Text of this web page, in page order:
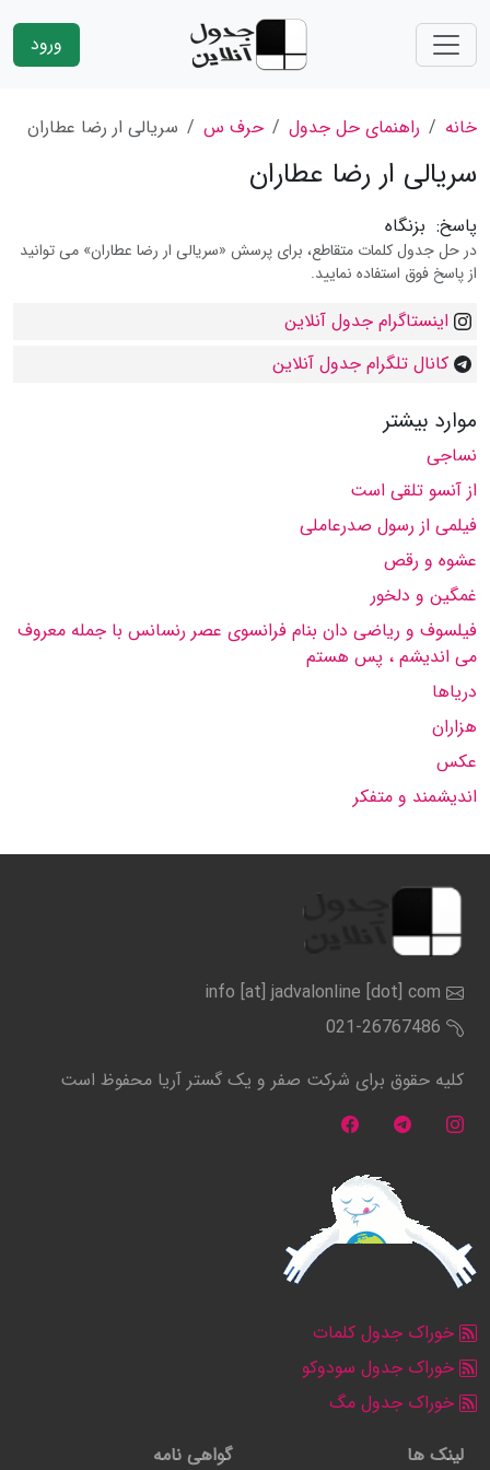
ورود
خانه راهنمای حل جدول حرف س سریالى ار رضا عطاران
سریالى ار رضا عطاران
پاسخ: بزنگاه
در حل جدول کلمات متقاطع، برای پرسش «سریالى ار رضا عطاران» می توانید
از پاسخ فوق استفاده نمایید.
اینستاگرام جدول آنلاین
کانال تلگرام جدول آنلاین
موارد بیشتر
نساجى
از آنسو تلقی است
فیلمى از رسول صدرعاملی
عشوه و رقص
غمگین و دلخور
فیلسوف و ریاضى دان بنام فرانسوى عصر رنسانس با جمله معروف
می اندیشم ، پس هستم
دریاها
هزاران
عكس
اندیشمند و متفكر
info [at] jadvalonline [dot] com
021-26767486
کلیه حقوق برای شرکت صفر و یک گستر آریا محفوظ است
خوراک جدول کلمات
خوراک جدول سودوکو
خوراک جدول مگ
لینک ها
گواهی نامه